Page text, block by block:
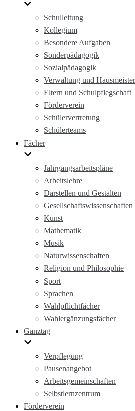
Schulleitung
Kollegium
Besondere Aufgaben
Sonderpädagogik
Sozialpädagogik
Verwaltung und Hausmeister
Eltern und Schulpflegschaft
Förderverein
Schülervertretung
Schülerteams
Fächer
Jahrgangsarbeitspläne
Arbeitslehre
Darstellen und Gestalten
Gesellschaftswissenschaften
Kunst
Mathematik
Musik
Naturwissenschaften
Religion und Philosophie
Sport
Sprachen
Wahlpflichtfächer
Wahlergänzungsfächer
Ganztag
Verpflegung
Pausenangebot
Arbeitsgemeinschaften
Selbstlernzentrum
Förderverein